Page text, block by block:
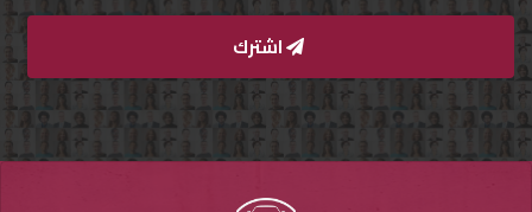
الماركات
مطلوب
اشترك